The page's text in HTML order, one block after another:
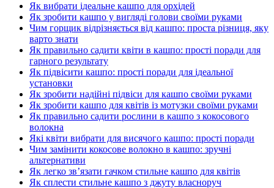
Як вибрати ідеальне кашпо для орхідей
Як зробити кашпо у вигляді голови своїми руками
Чим горщик відрізняється від кашпо: проста різниця, яку
варто знати
Як правильно садити квіти в кашпо: прості поради для
гарного результату
Як підвісити кашпо: прості поради для ідеальної
установки
Як зробити надійні підвіси для кашпо своїми руками
Як зробити кашпо для квітів із мотузки своїми руками
Як правильно садити рослини в кашпо з кокосового
волокна
Які квіти вибрати для висячого кашпо: прості поради
Чим замінити кокосове волокно в кашпо: зручні
альтернативи
Як легко зв’язати гачком стильне кашпо для квітів
Як сплести стильне кашпо з джуту власноруч